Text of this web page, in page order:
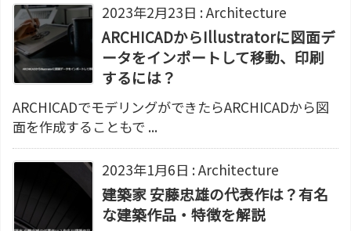
2023年2月23日 :Architecture
ARCHICADからIllustratorに図面デ
ータをインポートして移動、印刷
するには？
ARCHICADでモデリングができたらARCHICADから図
面を作成することもで ...
2023年1月6日 :Architecture
建築家 安藤忠雄の代表作は？有名
な建築作品・特徴を解説